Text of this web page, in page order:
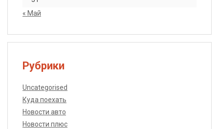
« Май
Рубрики
Uncategorised
Куда поехать
Новости авто
Новости плюс